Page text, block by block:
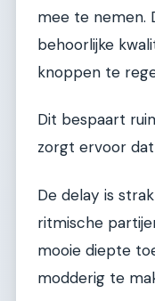
mee te nemen.
behoorlijke
knoppen te
Dit bespaart
zorgt ervoor
De delay is
ritmische
mooie diepte
modderig te